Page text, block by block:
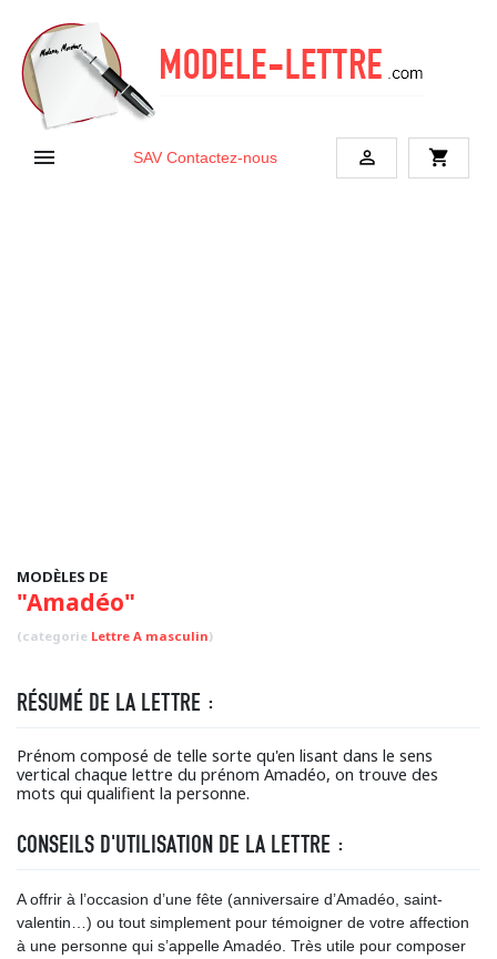
 SAV Contactez-nous  shopping_cart
MODÈLES DE
"Amadéo"
(categorie Lettre A masculin)
RÉSUMÉ DE LA LETTRE :
Prénom composé de telle sorte qu'en lisant dans le sens
vertical chaque lettre du prénom Amadéo, on trouve des
mots qui qualifient la personne.
CONSEILS D'UTILISATION DE LA LETTRE :
A offrir à l’occasion d’une fête (anniversaire d’Amadéo, saint-
valentin…) ou tout simplement pour témoigner de votre affection
à une personne qui s’appelle Amadéo. Très utile pour composer